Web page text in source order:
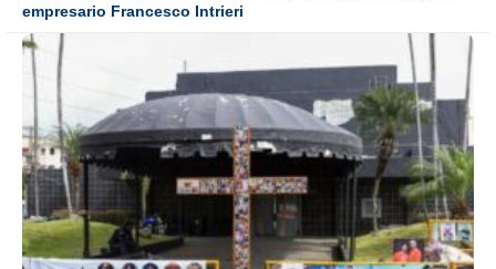
empresario Francesco Intrieri